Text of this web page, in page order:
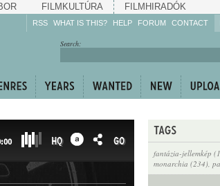
FILMKULTÚRA FILMHIRADÓK
RSS WHAT IS THIS? HELP
Enrich!
Share!
FORUM CONTACT
Search:
fantázia-jellemkép
monarchia (234),
HQ GO